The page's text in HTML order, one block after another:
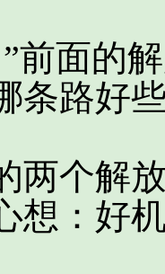
面的解
条路好
个解放
想：好